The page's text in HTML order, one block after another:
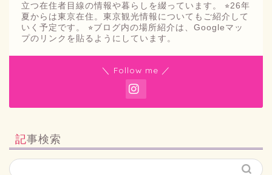
立つ在住者目線の情報や暮らしを綴っています。 ⭐︎26年
夏からは東京在住。東京観光情報についてもご紹介して
いく予定です。 ⭐︎ブログ内の場所紹介は、Googleマッ
プのリンクを貼るようにしています。
＼ Follow me ／
記事検索